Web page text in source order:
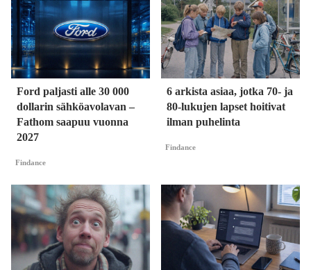
Ford paljasti alle 30 000
dollarin sähköavolavan –
Fathom saapuu vuonna
2027
Findance
6 arkista asiaa, jotka 70- ja
80-lukujen lapset hoitivat
ilman puhelinta
Findance